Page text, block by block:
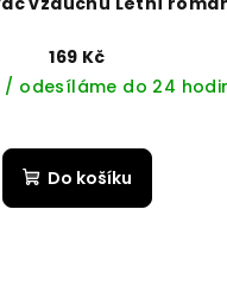
169 Kč
/ odesíláme do 24
Do košíku